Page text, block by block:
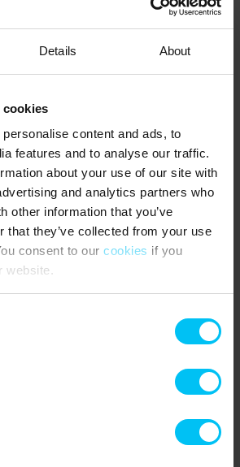
Details About
cookies
content and ads, to
features and to analyse our traffic.
about your use of our site with
and analytics partners who
other information that you’ve
that they’ve collected from your use
consent to our cookies if you
website.